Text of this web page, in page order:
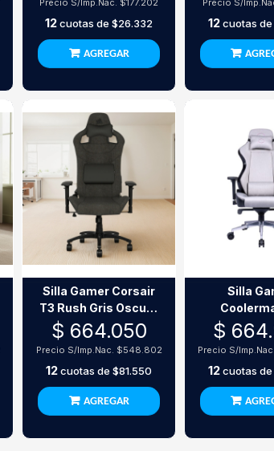
Precio S/Imp.Nac. $177.202
12cuotas de$26.332
AGREGAR
Precio S/
12cuotas
Silla Gamer Corsair
T3 Rush Gris Oscuro
(Charcoal)
$ 664.050
Precio S/Imp.Nac. $548.802
12cuotas de$81.550
AGREGAR
Silla
Caliber
$
Precio S/Imp.Nac.
12cuotas